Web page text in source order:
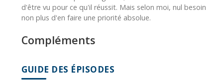
d'être vu pour ce qu'il réussit. Mais selon moi, nul besoin
non plus d'en faire une priorité absolue.
Compléments
GUIDE DES ÉPISODES